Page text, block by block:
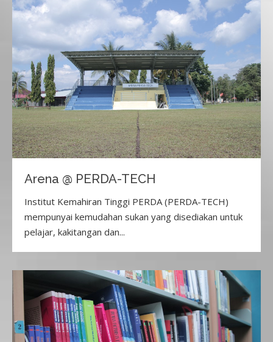
Arena @ PERDA-TECH
Institut Kemahiran Tinggi PERDA (PERDA-TECH)
mempunyai kemudahan sukan yang disediakan untuk
pelajar, kakitangan dan...